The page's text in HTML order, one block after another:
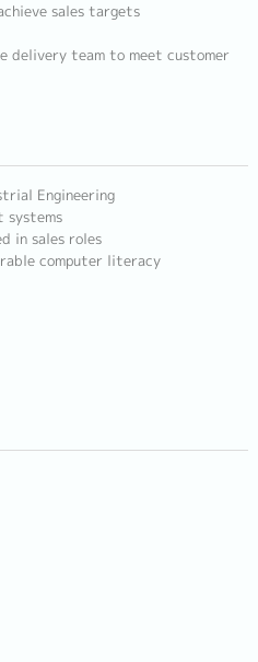
sales targets
delivery team to meet customer
Engineering
systems
in sales roles
computer literacy